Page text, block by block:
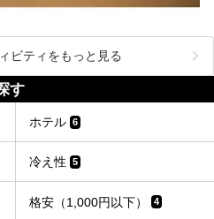
ビティをもっと見る
す
ホテル 6
冷え性 5
格安（1,000円以下） 4